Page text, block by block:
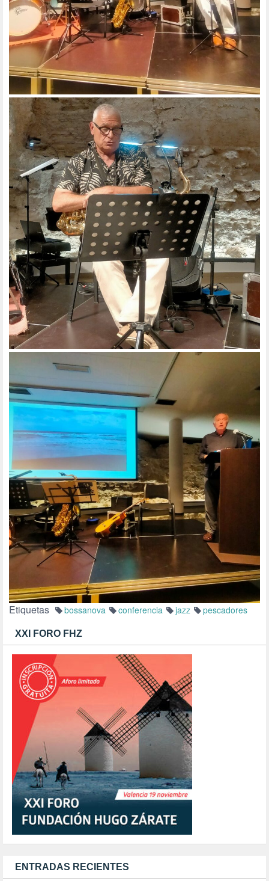
Etiquetas bossanova conferencia jazz pescadores
XXI FORO FHZ
ENTRADAS RECIENTES